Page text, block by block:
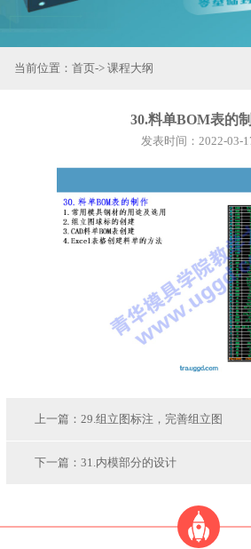
当前位置： 首页-> 课程大纲
30.料单BOM表的
发表时间：2022-03-
上一篇： 29.组立图标注，完善组立图
下一篇： 31.内模部分的设计